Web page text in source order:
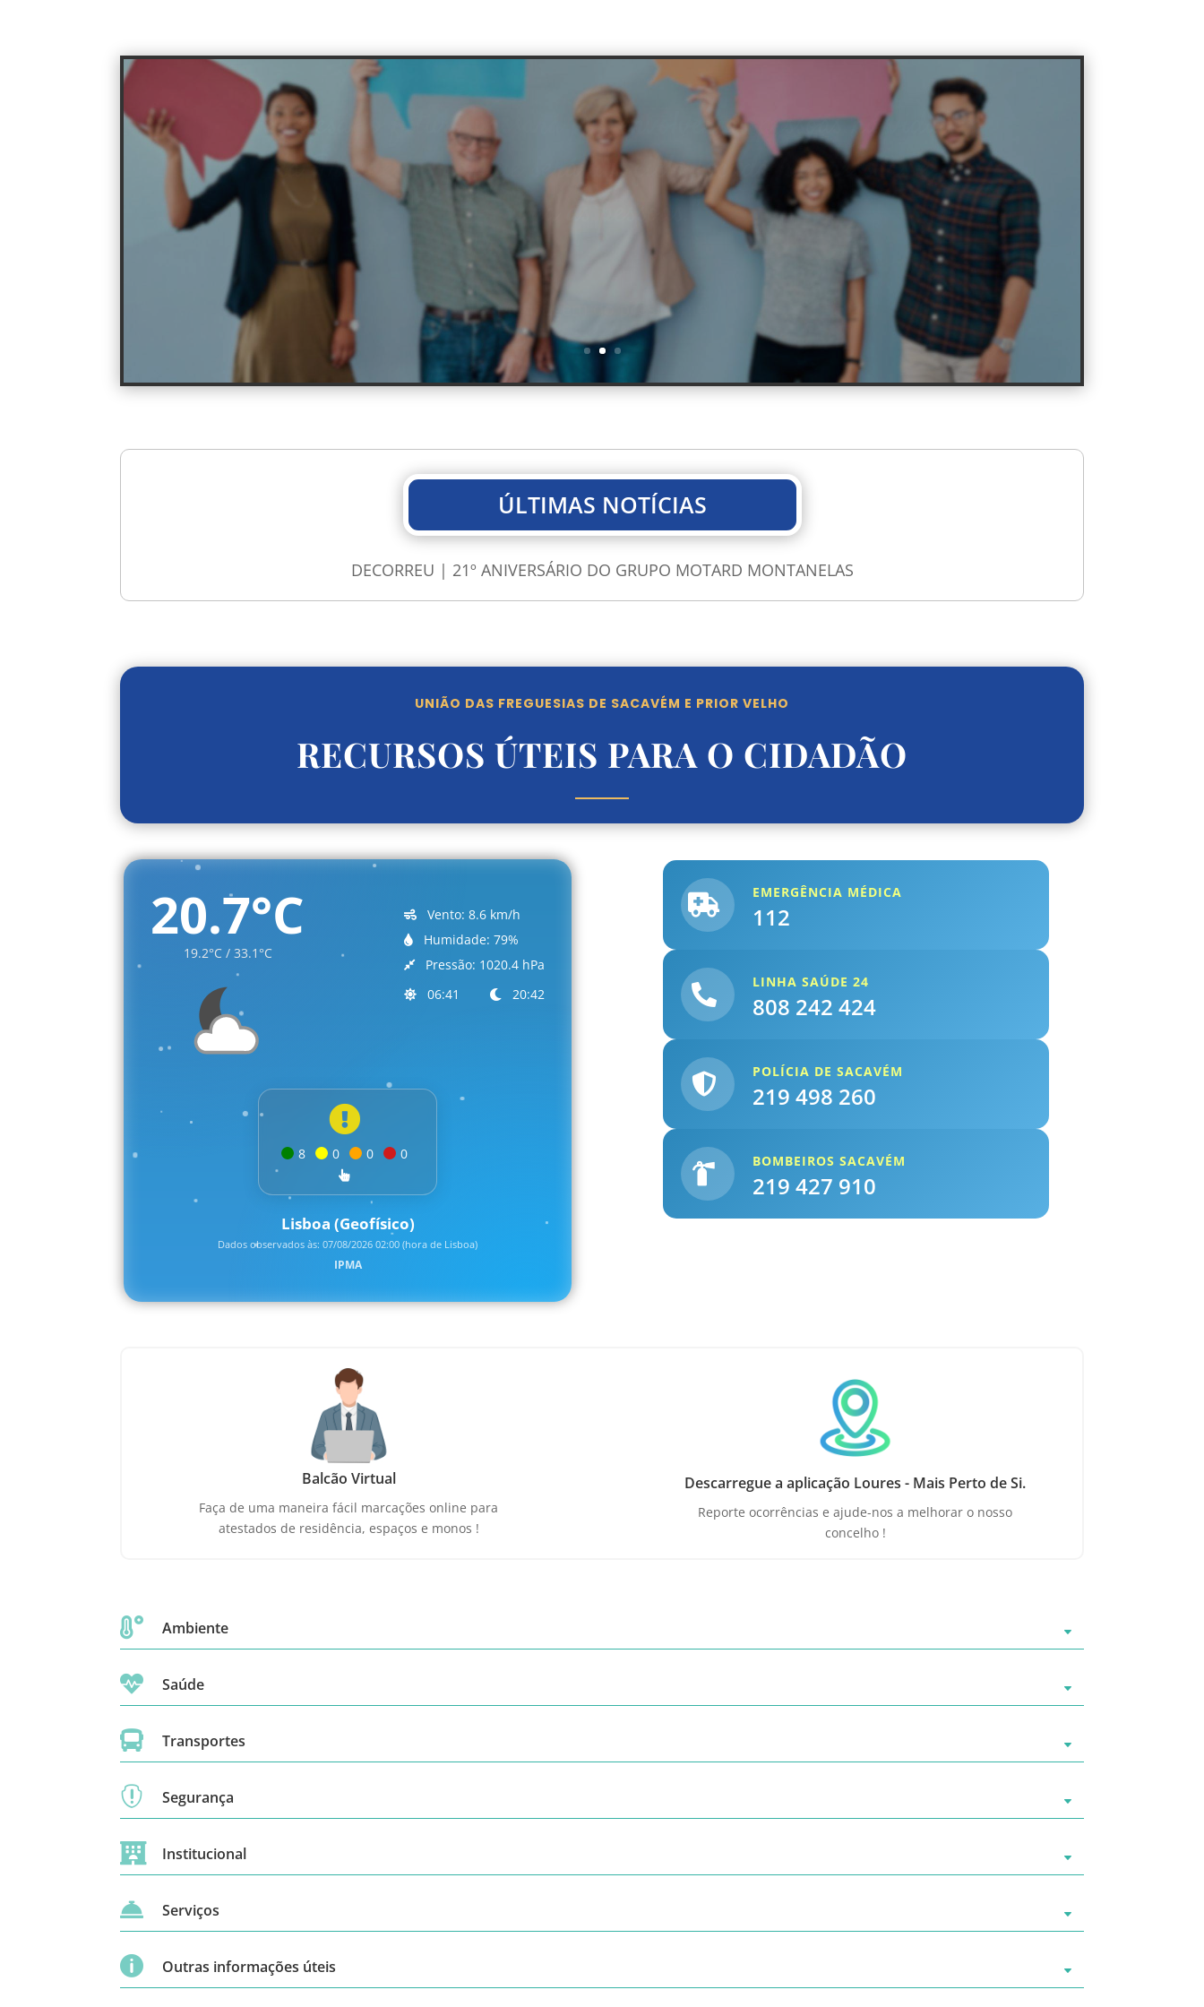
Deixe uma sugestão, reclamação ou mensagem de
reconhecimento.
Faça ouvir a sua voz!
ÚLTIMAS NOTÍCIAS
DECORREU | 21º ANIVERSÁRIO DO GRUPO MOTARD MONTANELAS
UNIÃO DAS FREGUESIAS DE SACAVÉM E PRIOR VELHO
RECURSOS ÚTEIS PARA O CIDADÃO
20.7°C
19.2°C / 33.1°C
Vento: 8.6 km/h
Humidade: 79%
Pressão: 1020.4 hPa
06:41
20:42
8 0 0 0
Lisboa (Geofísico)
Dados observados às: 07/08/2026 02:00 (hora de Lisboa)
IPMA
EMERGÊNCIA MÉDICA
112
LINHA SAÚDE 24
808 242 424
POLÍCIA DE SACAVÉM
219 498 260
BOMBEIROS SACAVÉM
219 427 910
Balcão Virtual
Faça de uma maneira fácil marcações online para
atestados de residência, espaços e monos !
Descarregue a aplicação Loures - Mais Perto de Si.
Reporte ocorrências e ajude-nos a melhorar o nosso
concelho !
 Ambiente
 Saúde
 Transportes
 Segurança
 Institucional
 Serviços
 Outras informações úteis